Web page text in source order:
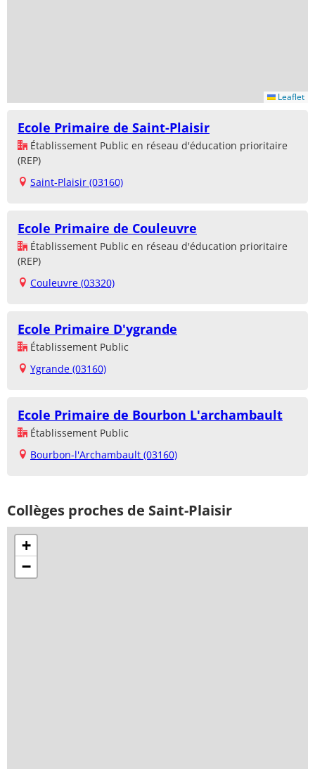
Leaflet
Ecole Primaire de Saint-Plaisir
Établissement Public en réseau d'éducation prioritaire
(REP)
Saint-Plaisir (03160)
Ecole Primaire de Couleuvre
Établissement Public en réseau d'éducation prioritaire
(REP)
Couleuvre (03320)
Ecole Primaire D'ygrande
Établissement Public
Ygrande (03160)
Ecole Primaire de Bourbon L'archambault
Établissement Public
Bourbon-l'Archambault (03160)
Collèges proches de Saint-Plaisir
+
−